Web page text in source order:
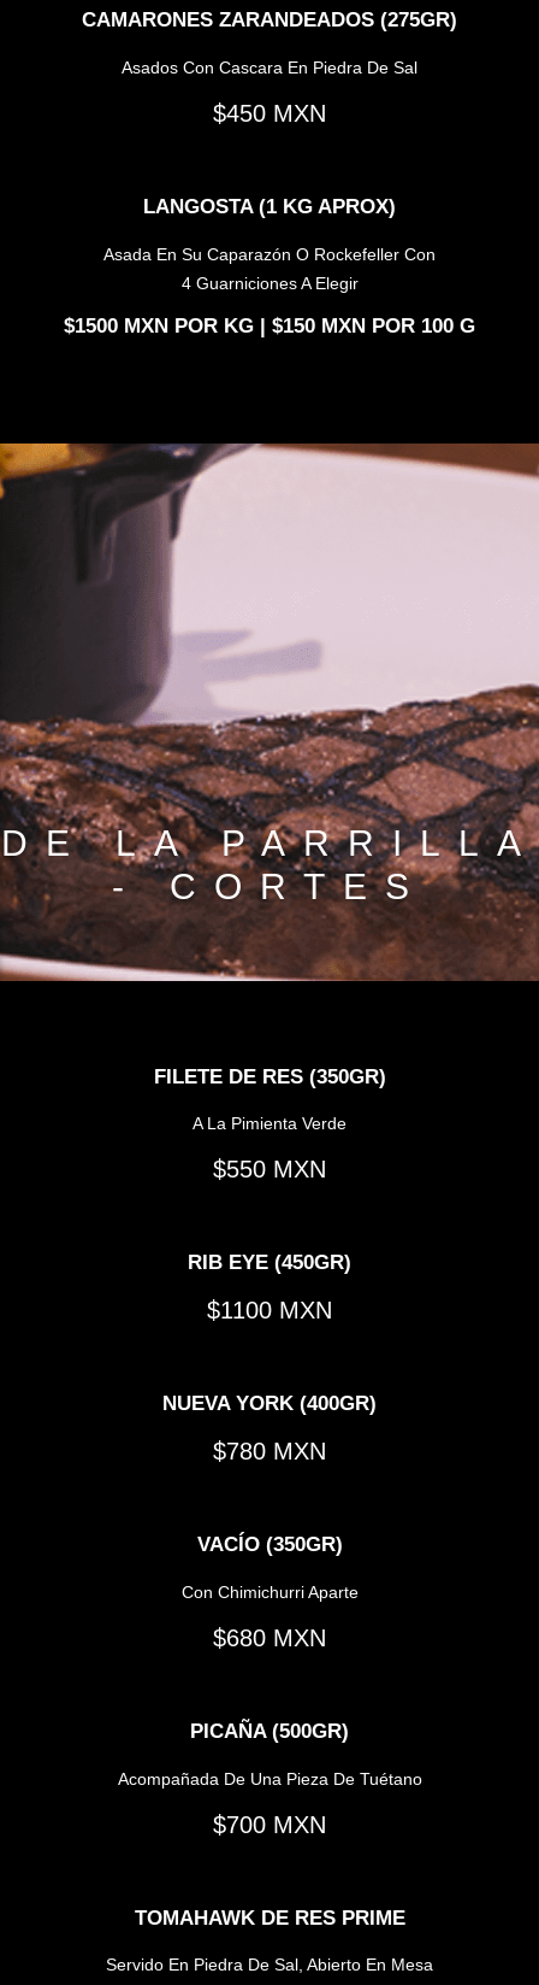
CAMARONES ZARANDEADOS (275GR)
Asados Con Cascara En Piedra De Sal
450
LANGOSTA (1 KG APROX)
Asada En Su Caparazón O Rockefeller Con
4 Guarniciones A Elegir
1500 POR KG | 150 POR 100 G
DE LA PARRILLA
- CORTES
FILETE DE RES (350GR)
A La Pimienta Verde
550
RIB EYE (450GR)
1100
NUEVA YORK (400GR)
780
VACÍO (350GR)
Con Chimichurri Aparte
680
PICAÑA (500GR)
Acompañada De Una Pieza De Tuétano
700
TOMAHAWK DE RES PRIME
Servido En Piedra De Sal, Abierto En Mesa